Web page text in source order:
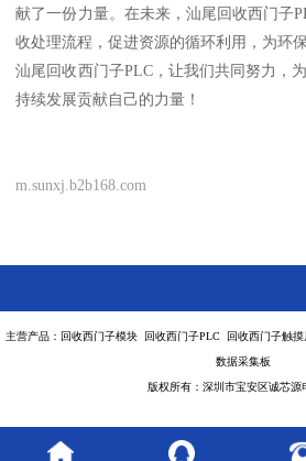
献了一份力量。在未来，汕尾回收西门子
收处理流程，促进资源的循环利用，为环
汕尾回收西门子PLC，让我们共同努力，
持续发展贡献自己的力量！
m.sunxj.b2b168.com
主营产品：回收西门子模块 回收西门子PLC 回收西门子触
数据采集板
版权所有：深圳市宝安区诚芯源